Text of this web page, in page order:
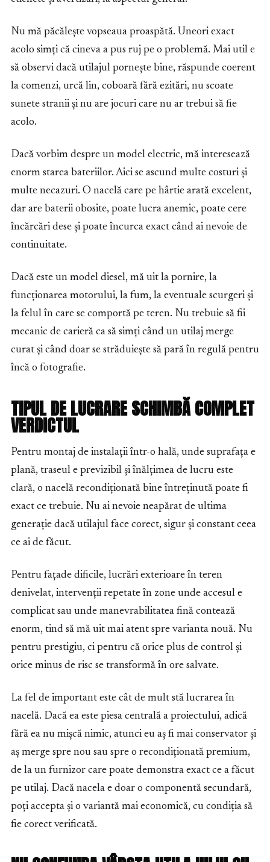
Nu mă păcălește vopseaua proaspătă. Uneori exact
acolo simți că cineva a pus ruj pe o problemă. Mai util e
să observi dacă utilajul pornește bine, răspunde coerent
la comenzi, urcă lin, coboară fără ezitări, nu scoate
sunete stranii și nu are jocuri care nu ar trebui să fie
acolo.
Dacă vorbim despre un model electric, mă interesează
enorm starea bateriilor. Aici se ascund multe costuri și
multe necazuri. O nacelă care pe hârtie arată excelent,
dar are baterii obosite, poate lucra anemic, poate cere
încărcări dese și poate încurca exact când ai nevoie de
continuitate.
Dacă este un model diesel, mă uit la pornire, la
funcționarea motorului, la fum, la eventuale scurgeri și
la felul în care se comportă pe teren. Nu trebuie să fii
mecanic de carieră ca să simți când un utilaj merge
curat și când doar se străduiește să pară în regulă pentru
încă o fotografie.
TIPUL DE LUCRARE SCHIMBĂ COMPLET
VERDICTUL
Pentru montaj de instalații într-o hală, unde suprafața e
plană, traseul e previzibil și înălțimea de lucru este
clară, o nacelă recondiționată bine întreținută poate fi
exact ce trebuie. Nu ai nevoie neapărat de ultima
generație dacă utilajul face corect, sigur și constant ceea
ce ai de făcut.
Pentru fațade dificile, lucrări exterioare în teren
denivelat, intervenții repetate în zone unde accesul e
complicat sau unde manevrabilitatea fină contează
enorm, tind să mă uit mai atent spre varianta nouă. Nu
pentru prestigiu, ci pentru că orice plus de control și
orice minus de risc se transformă în ore salvate.
La fel de important este cât de mult stă lucrarea în
nacelă. Dacă ea este piesa centrală a proiectului, adică
fără ea nu mișcă nimic, atunci eu aș fi mai conservator și
aș merge spre nou sau spre o recondiționată premium,
de la un furnizor care poate demonstra exact ce a făcut
pe utilaj. Dacă nacela e doar o componentă secundară,
poți accepta și o variantă mai economică, cu condiția să
fie corect verificată.